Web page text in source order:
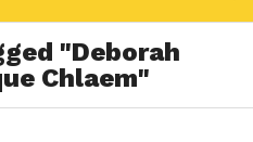
"Deborah
Chlaem"